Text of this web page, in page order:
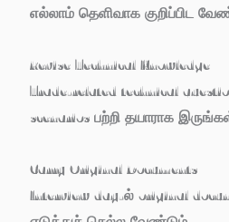
எல்லாம் தெளிவாக குறிப்பிட
Revise Technical Knowledge
Trade-related technical
scenarios பற்றி தயாராக
Carry Original Documents
Interview day-ல் original